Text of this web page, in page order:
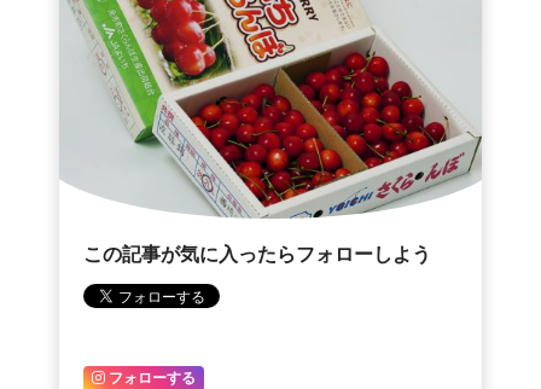
この記事が気に入ったらフォローしよう
フォローする